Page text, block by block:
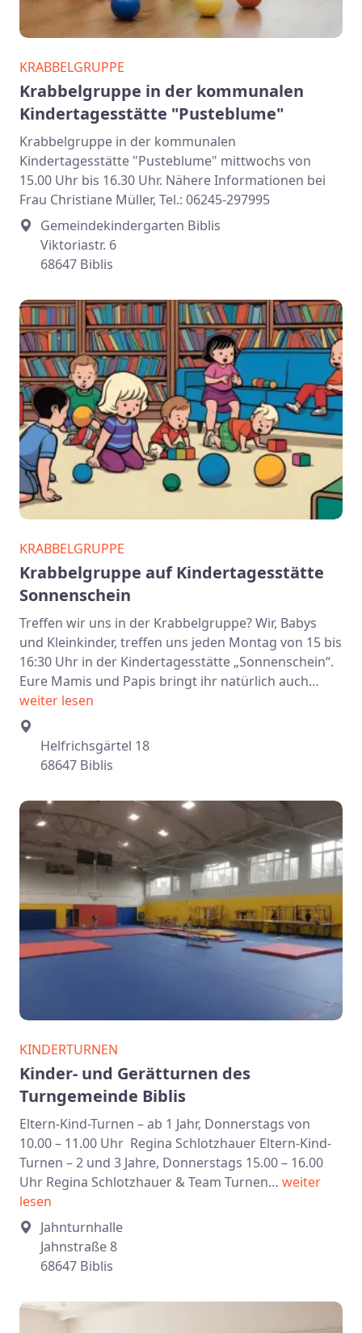
KRABBELGRUPPE
Krabbelgruppe in der kommunalen
Kindertagesstätte "Pusteblume"
Krabbelgruppe in der kommunalen
Kindertagesstätte "Pusteblume" mittwochs von
15.00 Uhr bis 16.30 Uhr. Nähere Informationen bei
Frau Christiane Müller, Tel.: 06245-297995
Gemeindekindergarten Biblis
Viktoriastr. 6
68647 Biblis
KRABBELGRUPPE
Krabbelgruppe auf Kindertagesstätte
Sonnenschein
Treffen wir uns in der Krabbelgruppe? Wir, Babys
und Kleinkinder, treffen uns jeden Montag von 15 bis
16:30 Uhr in der Kindertagesstätte „Sonnenschein“.
Eure Mamis und Papis bringt ihr natürlich auch…
weiter lesen
Helfrichsgärtel 18
68647 Biblis
KINDERTURNEN
Kinder- und Gerätturnen des
Turngemeinde Biblis
Eltern-Kind-Turnen – ab 1 Jahr, Donnerstags von
10.00 – 11.00 Uhr Regina Schlotzhauer Eltern-Kind-
Turnen – 2 und 3 Jahre, Donnerstags 15.00 – 16.00
Uhr Regina Schlotzhauer & Team Turnen… weiter
lesen
Jahnturnhalle
Jahnstraße 8
68647 Biblis